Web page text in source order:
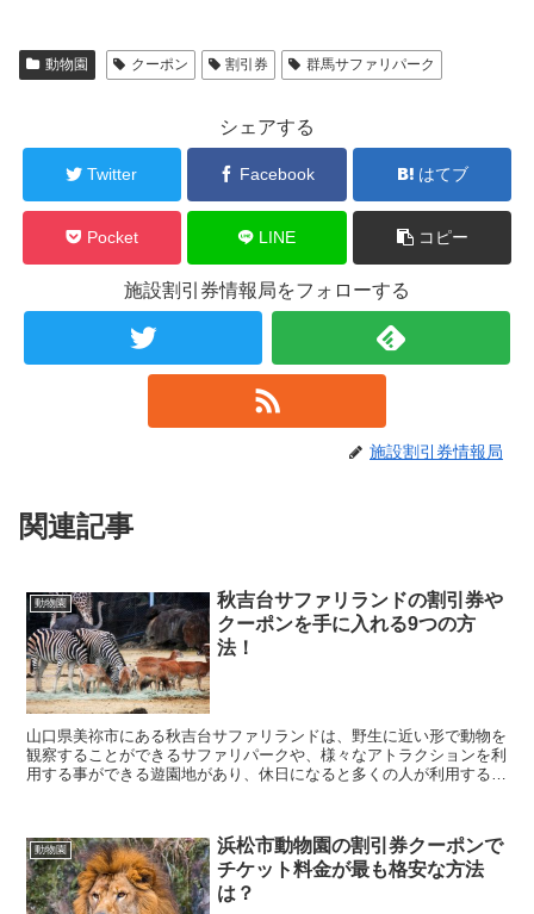
動物園 クーポン 割引券 群馬サファリパーク
シェアする
Twitter Facebook はてブ
Pocket LINE コピー
施設割引券情報局をフォローする
施設割引券情報局
関連記事
動物園
秋吉台サファリランドの割引券や
クーポンを手に入れる9つの方
法！
山口県美祢市にある秋吉台サファリランドは、野生に近い形で動物を
観察することができるサファリパークや、様々なアトラクションを利
用する事ができる遊園地があり、休日になると多くの人が利用する人
動物園
浜松市動物園の割引券クーポンで
チケット料金が最も格安な方法
は？